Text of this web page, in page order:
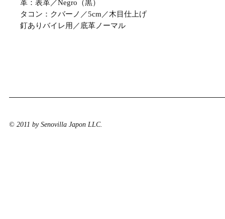
革：表革／Negro（黒）
タコン：クバーノ／5cm／木目仕上げ
釘ありバイレ用／底革ノーマル
© 2011 by Senovilla Japon LLC.